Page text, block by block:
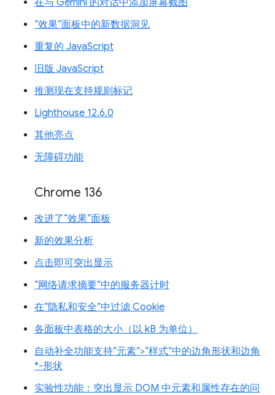
“效果”面板中的新数据洞见
重复的 JavaScript
旧版 JavaScript
推测现在支持规则标记
Lighthouse 12.6.0
其他亮点
无障碍功能
Chrome 136
改进了“效果”面板
新的效果分析
点击即可突出显示
“网络请求摘要”中的服务器计时
在“隐私和安全”中过滤 Cookie
各面板中表格的大小（以 kB 为单位）
自动补全功能支持“元素”>“样式”中的边角形状和边角
*-形状
实验性功能：突出显示 DOM 中元素和属性存在的问